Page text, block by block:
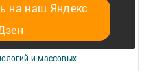
на наш Яндекс
по печати и массовым
Федеральной
и массовых